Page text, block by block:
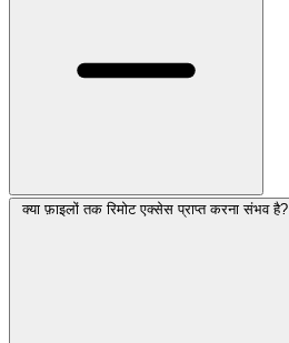
क्या फ़ाइलों तक रिमोट एक्सेस प्राप्त करना संभव है?